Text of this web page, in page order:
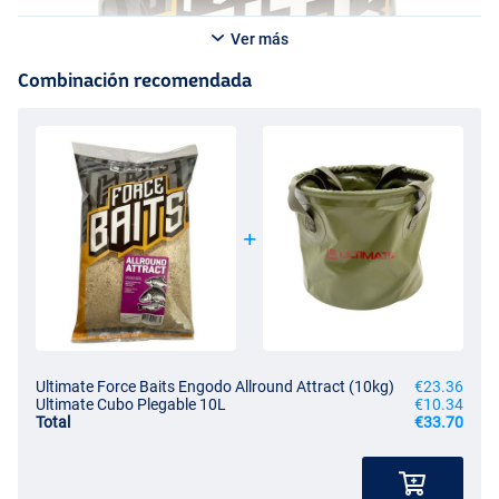
Ver más
Combinación recomendada
Ultimate Force Baits Engodo Allround Attract (10kg)
€23.36
Ultimate Cubo Plegable 10L
€10.34
Total
€33.70